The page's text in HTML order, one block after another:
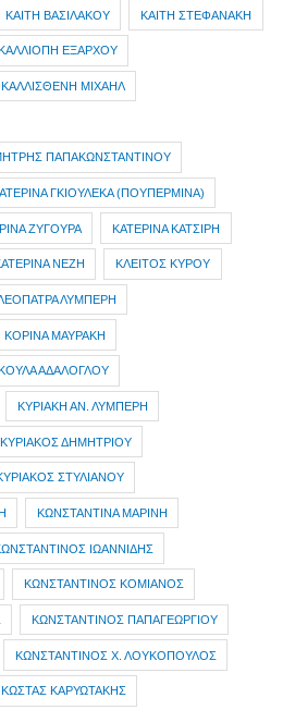
ΚΑΙΤΗ ΒΑΣΙΛΑΚΟΥ ΚΑΙΤΗ ΣΤΕΦΑΝΑΚΗ
ΚΑΛΛΙΟΠΗ ΕΞΑΡΧΟΥ
ΚΑΛΛΙΣΘΕΝΗ ΜΙΧΑΗΛ
ΠΑΠΑΚΩΝΣΤΑΝΤΙΝΟΥ
ΓΚΙΟΥΛΕΚΑ (ΠΟΥΠΕΡΜΙΝΑ)
ΖΥΓΟΥΡΑ ΚΑΤΕΡΙΝΑ ΚΑΤΣΙΡΗ
ΝΕΖΗ ΚΛΕΙΤΟΣ ΚΥΡΟΥ
ΛΥΜΠΕΡΗ
ΚΟΡΙΝΑ ΜΑΥΡΑΚΗ
ΚΟΥΛΑ ΑΔΑΛΟΓΛΟΥ
ΚΥΡΙΑΚΗ ΑΝ. ΛΥΜΠΕΡΗ
ΚΥΡΙΑΚΟΣ ΔΗΜΗΤΡΙΟΥ
ΣΤΥΛΙΑΝΟΥ
ΚΩΝΣΤΑΝΤΙΝΑ ΜΑΡΙΝΗ
ΙΩΑΝΝΙΔΗΣ
ΚΩΝΣΤΑΝΤΙΝΟΣ ΚΟΜΙΑΝΟΣ
ΚΩΝΣΤΑΝΤΙΝΟΣ ΠΑΠΑΓΕΩΡΓΙΟΥ
ΚΩΝΣΤΑΝΤΙΝΟΣ Χ. ΛΟΥΚΟΠΟΥΛΟΣ
ΚΩΣΤΑΣ ΚΑΡΥΩΤΑΚΗΣ